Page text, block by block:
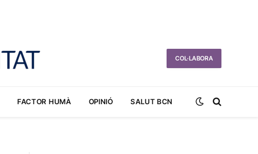
COL·LABORA
FACTOR HUMÀ OPINIÓ SALUT BCN